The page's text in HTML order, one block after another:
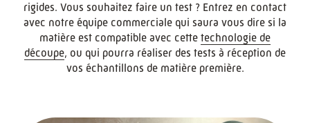
rigides. Vous souhaitez faire un test ? Entrez en contact
avec notre équipe commerciale qui saura vous dire si la
matière est compatible avec cette technologie de
découpe, ou qui pourra réaliser des tests à réception de
vos échantillons de matière première.